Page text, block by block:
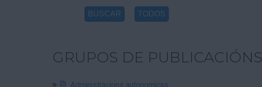
GRUPOS DE PUBLICACIÓNS